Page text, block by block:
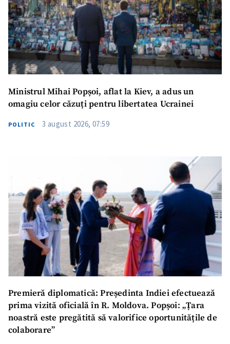
Ministrul Mihai Popșoi, aflat la Kiev, a adus un
omagiu celor căzuți pentru libertatea Ucrainei
POLITIC 3 august 2026, 07:59
Premieră diplomatică: Președinta Indiei efectuează
prima vizită oficială în R. Moldova. Popșoi: „Țara
noastră este pregătită să valorifice oportunitățile de
colaborare”